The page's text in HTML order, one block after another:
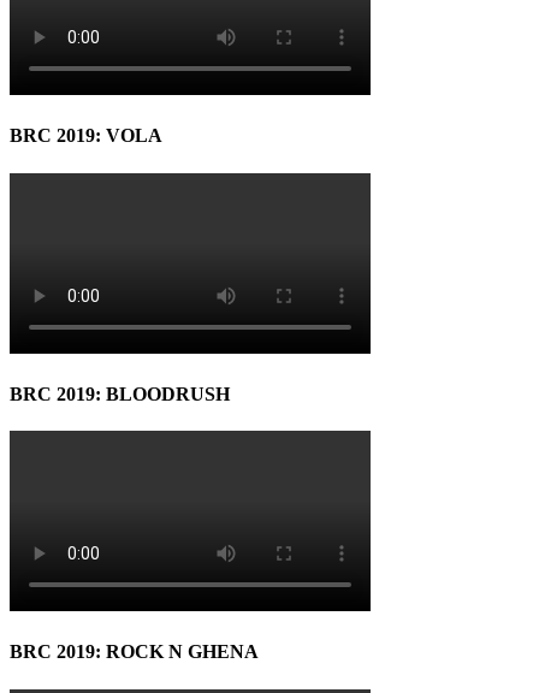
BRC 2019: VOLA
BRC 2019: BLOODRUSH
BRC 2019: ROCK N GHENA